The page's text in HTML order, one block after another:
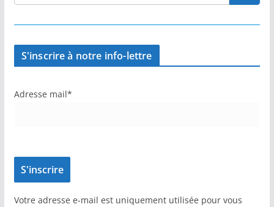
S'inscrire à notre info-lettre
Adresse mail*
Votre adresse e-mail est uniquement utilisée pour vous